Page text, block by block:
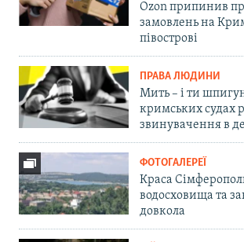
Ozon припинив
замовлень на
півострові
ПРАВА ЛЮДИНИ
Мить – і ти
кримських судах
звинувачення в
ФОТОГАЛЕРЕЇ
Краса
водосховища та
довкола